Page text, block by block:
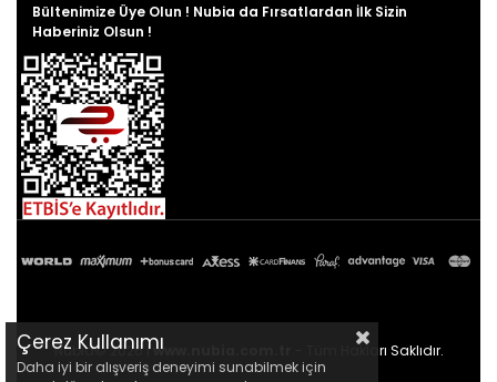
Bültenimize Üye Olun ! Nubia da Fırsatlardan İlk Sizin
Haberiniz Olsun !
Nubia© 2026 | www.nubia.com.tr - Tüm Hakları Saklıdır.
Çerez Kullanımı
Daha iyi bir alışveriş deneyimi sunabilmek için